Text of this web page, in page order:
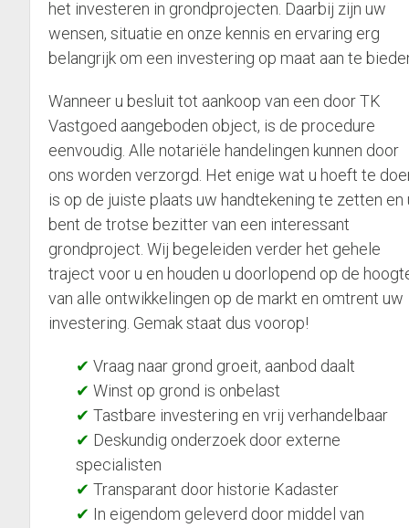
het investeren in grondprojecten. Daarbij zijn uw
wensen, situatie en onze kennis en ervaring erg
belangrijk om een investering op maat aan te
Wanneer u besluit tot aankoop van een door TK
Vastgoed aangeboden object, is de procedure
eenvoudig. Alle notariële handelingen kunnen door
ons worden verzorgd. Het enige wat u hoeft te
is op de juiste plaats uw handtekening te zetten en
bent de trotse bezitter van een interessant
grondproject. Wij begeleiden verder het gehele
traject voor u en houden u doorlopend op de
van alle ontwikkelingen op de markt en omtrent uw
investering. Gemak staat dus voorop!
Vraag naar grond groeit, aanbod daalt
Winst op grond is onbelast
Tastbare investering en vrij verhandelbaar
Deskundig onderzoek door externe
specialisten
Transparant door historie Kadaster
In eigendom geleverd door middel van